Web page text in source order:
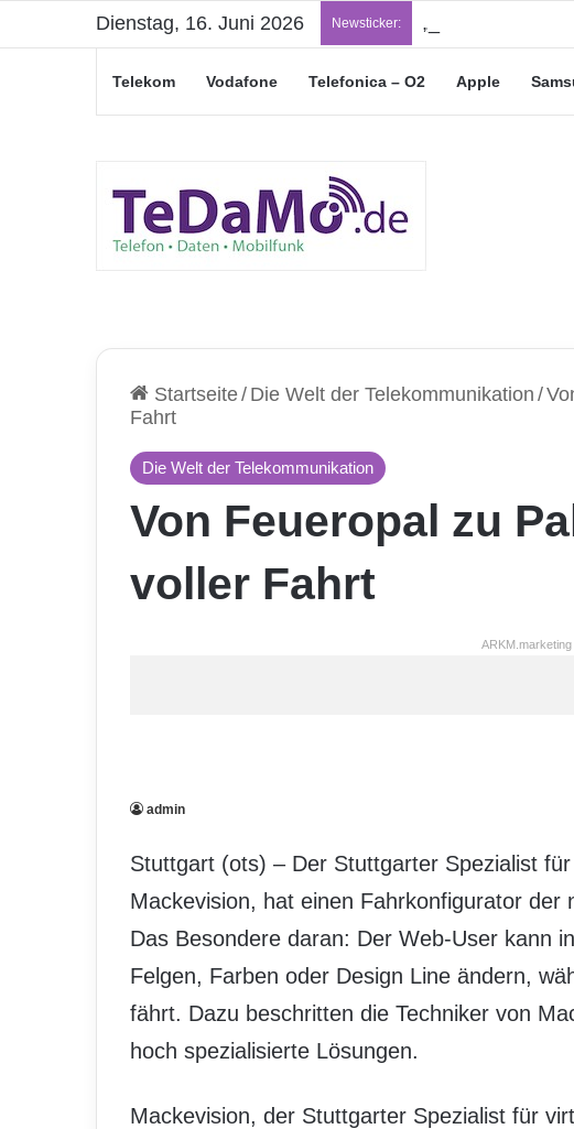
Dienstag, 16. Juni 2026 Newsticker: „Junge Leute“-
Telekom Vodafone Telefonica – O2 Apple
Startseite/ Die Welt der Telekommunikation /
Fahrt
Die Welt der Telekommunikation
Von Feueropal zu
voller Fahrt
ARKM.marketing
admin
Stuttgart (ots) – Der Stuttgarter Spezialist
Mackevision, hat einen Fahrkonfigurator der
Das Besondere daran: Der Web-User kann
Felgen, Farben oder Design Line ändern,
fährt. Dazu beschritten die Techniker von
hoch spezialisierte Lösungen.
Mackevision, der Stuttgarter Spezialist für